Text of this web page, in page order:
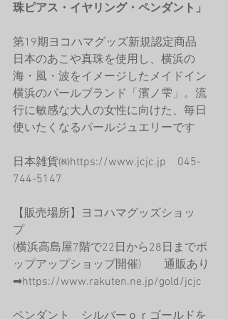
珠ピアス・イヤリング・ペンダント」
第19期ヨコハマグッズ新規認定商品
日本のあこや真珠を使用し、横浜の
海・風・波をイメージしたメイドイン
横浜のパールブランド「濱ノ雫」。流
行に敏感な大人の女性に向けた、毎日
使いたくなるパールジュエリーです
日本雑貨㈱https://www.jcjc.jp　045-
744-5147
【販売場所】ヨコハマグッズショッ
プ
(横浜高島屋7階で22日から28日までポ
ップアップショップ開催)
通販あり
➡https://www.rakuten.ne.jp/gold/jcjc